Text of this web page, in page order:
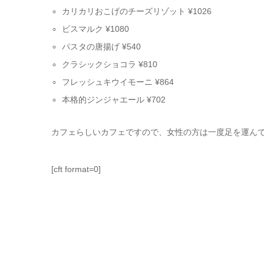
カリカリおこげのチーズリゾット ¥1026
ビスマルク ¥1080
パスタの唐揚げ ¥540
クラシックショコラ ¥810
フレッシュキウイモーニ ¥864
本格的ジンジャエール ¥702
カフェらしいカフェですので、女性の方は一度足を運ん
[cft format=0]